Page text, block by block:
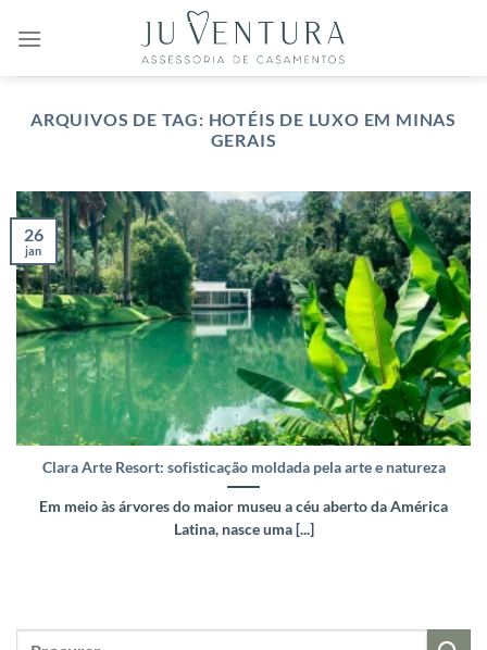
ARQUIVOS DE TAG: HOTÉIS DE LUXO EM MINAS
GERAIS
Clara Arte Resort: sofisticação moldada pela arte e natureza
Em meio às árvores do maior museu a céu aberto da América
Latina, nasce uma [...]
26
jan